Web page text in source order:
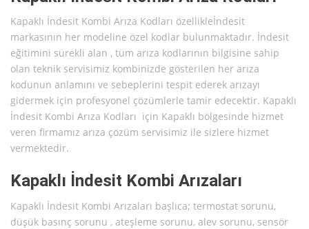
Kapaklı İndesit Kombi Arıza Kodları özellikleİndesit
markasının her modeline özel kodlar bulunmaktadır. İndesit
eğitimini sürekli alan , tüm arıza kodlarının bilgisine sahip
olan teknik servisimiz kombinizde gösterilen her arıza
kodunun anlamını ve sebeplerini tespit ederek arızayı
gidermek için profesyonel çözümlerle tamir edecektir. Kapaklı
İndesit Kombi Arıza Kodları için Kapaklı bölgesinde hizmet
veren firmamız arıza çözüm servisimiz ile sizlere hizmet
vermektedir.
Kapaklı İndesit Kombi Arızaları
Kapaklı İndesit Kombi Arızaları başlıca; termostat sorunu,
düşük basınç sorunu , ateşleme sorunu, alev sorunu, sensör